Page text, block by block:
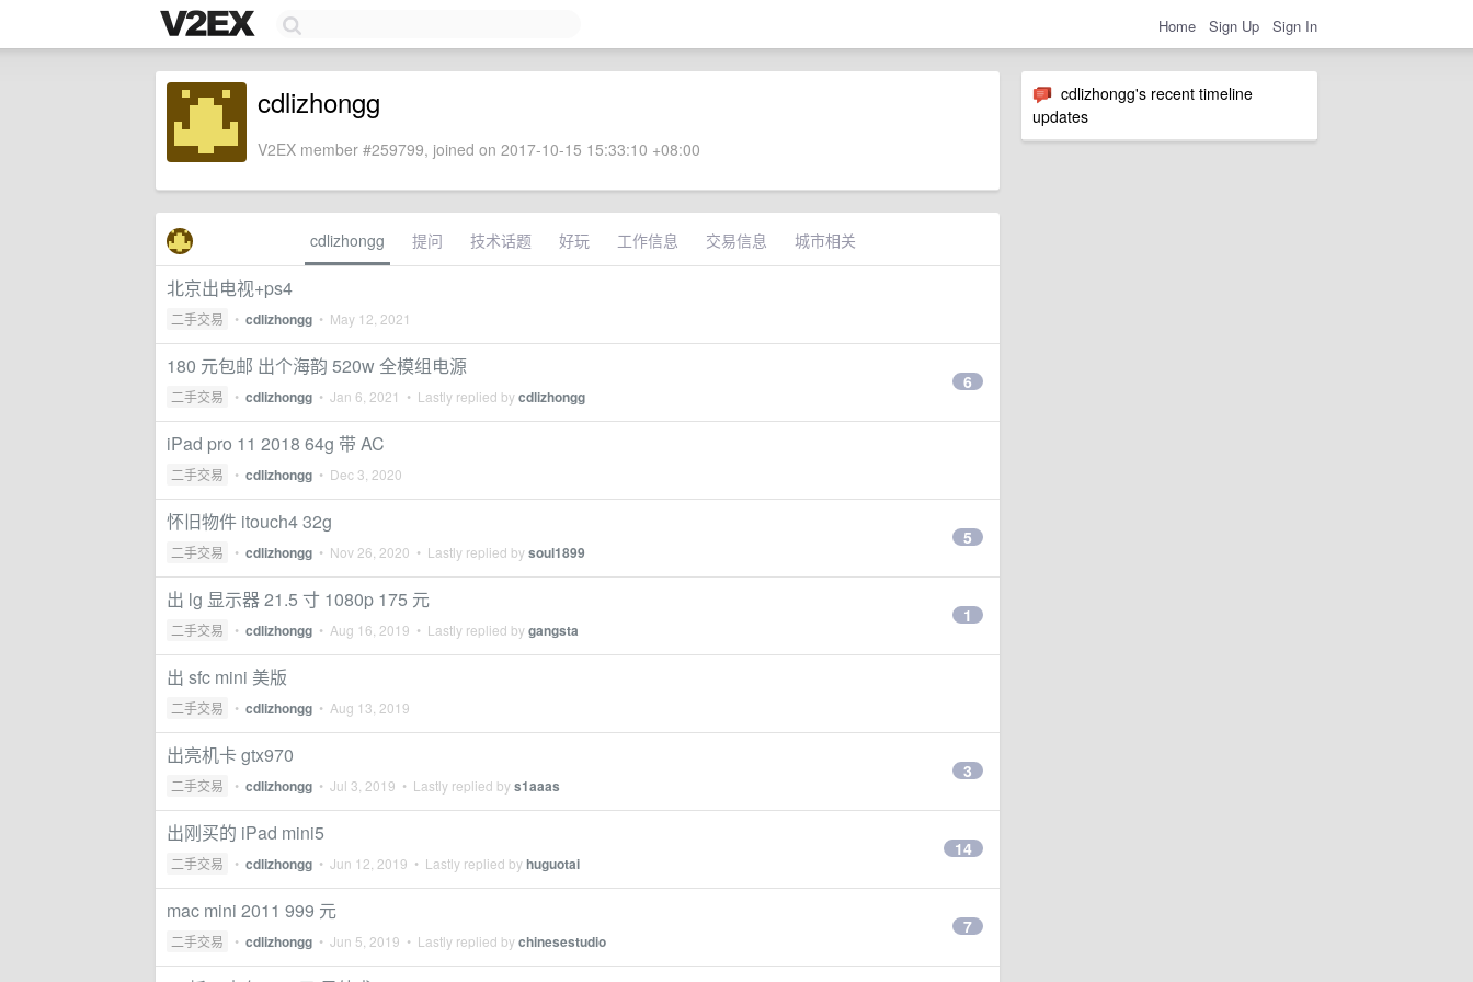
Home Sign Up Sign In
cdlizhongg's recent timeline
updates
cdlizhongg
V2EX member #259799, joined on 2017-10-15 15:33:10 +08:00
cdlizhongg 提问 技术话题 好玩 工作信息 交易信息 城市相关
北京出电视+ps4
二手交易 • cdlizhongg • May 12, 2021
180 元包邮 出个海韵 520w 全模组电源
二手交易 • cdlizhongg • Jan 6, 2021 • Lastly replied bycdlizhongg
6
iPad pro 11 2018 64g 带 AC
二手交易 • cdlizhongg • Dec 3, 2020
怀旧物件 itouch4 32g
二手交易 • cdlizhongg • Nov 26, 2020 • Lastly replied bysoul1899
5
出 lg 显示器 21.5 寸 1080p 175 元
二手交易 • cdlizhongg • Aug 16, 2019 • Lastly replied bygangsta
1
出 sfc mini 美版
二手交易 • cdlizhongg • Aug 13, 2019
出亮机卡 gtx970
二手交易 • cdlizhongg • Jul 3, 2019 • Lastly replied bys1aaas
3
出刚买的 iPad mini5
二手交易 • cdlizhongg • Jun 12, 2019 • Lastly replied byhuguotai
14
mac mini 2011 999 元
二手交易 • cdlizhongg • Jun 5, 2019 • Lastly replied bychinesestudio
7